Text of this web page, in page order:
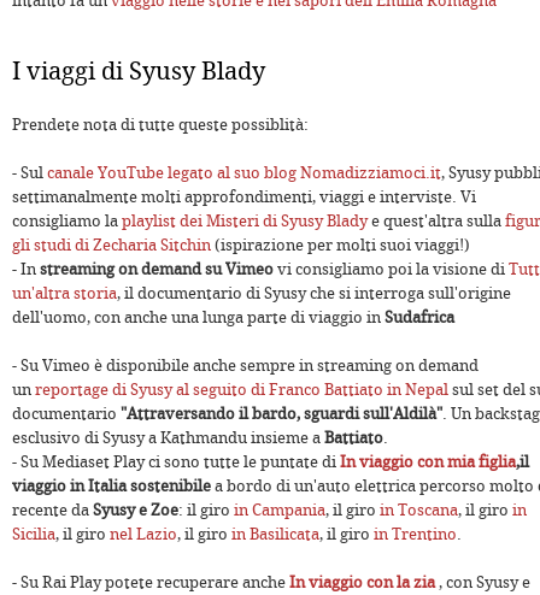
I viaggi di Syusy Blady
Prendete nota di tutte queste possiblità:
- Sul canale YouTube legato al suo blog Nomadizziamoci.it, Syusy
settimanalmente molti approfondimenti, viaggi e interviste. Vi
consigliamo la playlist dei Misteri di Syusy Bladye quest'altra sulla
gli studi di Zecharia Sitchin (ispirazione per molti suoi viaggi!)
- In streaming on demand su Vimeo vi consigliamo poi la visione di
un'altra storia, il documentario di Syusy che si interroga sull'origine
dell'uomo, con anche una lunga parte di viaggio in Sudafrica
- Su Vimeo è disponibile anche sempre in streaming on demand
un reportage di Syusy al seguito di Franco Battiato in Nepal sul set del
documentario "Attraversando il bardo, sguardi sull'Aldilà". Un
esclusivo di Syusy a Kathmandu insieme a Battiato.
- Su Mediaset Play ci sono tutte le puntate di In viaggio con mia figlia,il
viaggio in Italia sostenibile a bordo di un'auto elettrica percorso molto
recente da Syusy e Zoe: il giro in Campania, il giro in Toscana, il giro in
Sicilia, il giro nel Lazio, il giro in Basilicata, il giro in Trentino.
- Su Rai Play potete recuperare anche In viaggio con la zia , con Syusy e